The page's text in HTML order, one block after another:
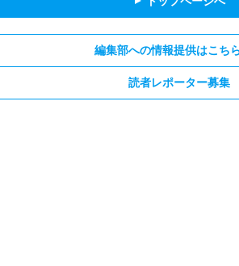
編集部への情報提供はこち
読者レポーター募集